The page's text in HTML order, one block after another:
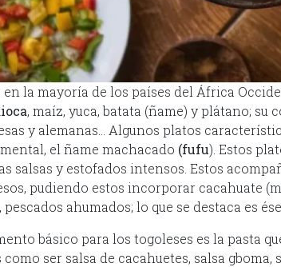
en la mayoría de los países del África
, maíz, yuca, batata (ñame) y plátano;
y alemanas… Algunos platos
el ñame machacado (fufu). Estos
salsas y estofados intensos. Estos
pudiendo estos incorporar cacahuate
pescados ahumados; lo que se destaca es
básico para los togoleses es la pasta
como ser salsa de cacahuetes, salsa gboma,